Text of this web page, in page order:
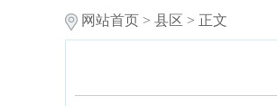
网站首页 > 县区 > 正文